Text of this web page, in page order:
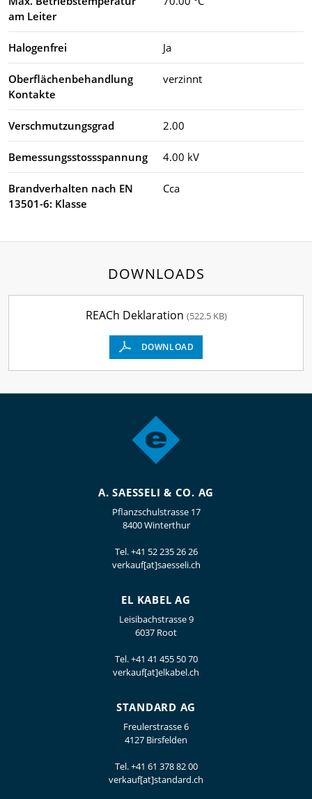
am Leiter
Halogenfrei Ja
Oberflächenbehandlung
Kontakte
verzinnt
Verschmutzungsgrad 2.00
Bemessungsstossspannung 4.00 kV
Brandverhalten nach EN
13501-6: Klasse
Cca
DOWNLOADS
REACh Deklaration (522.5 KB)
DOWNLOAD
A. SAESSELI & CO. AG
Pflanzschulstrasse 17
8400 Winterthur
Tel.+41 52 235 26 26
verkauf[at]saesseli.ch
EL KABEL AG
Leisibachstrasse 9
6037 Root
Tel.+41 41 455 50 70
verkauf[at]elkabel.ch
STANDARD AG
Freulerstrasse 6
4127 Birsfelden
Tel.+41 61 378 82 00
verkauf[at]standard.ch